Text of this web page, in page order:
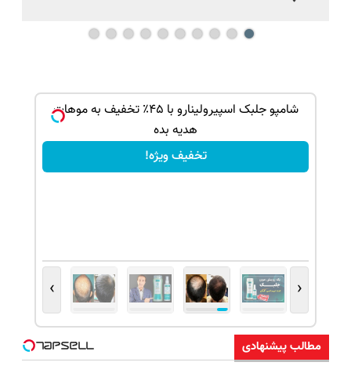
شامپو جلبک اسپیرولینارو با ۴۵٪ تخفیف به موهات
هدیه بده
تخفیف ویژه!
‹
›
مطالب پیشنهادی